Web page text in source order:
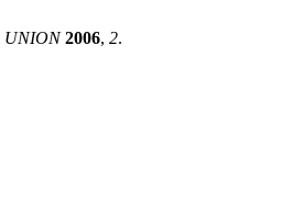
UNION 2006, 2.